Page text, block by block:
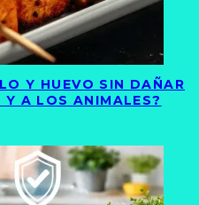
Y HUEVO SIN DAÑAR
A LOS ANIMALES?